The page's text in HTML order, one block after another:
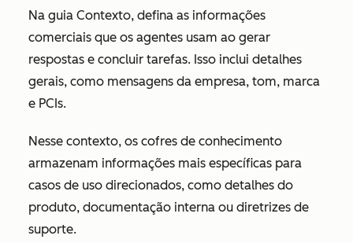
Na guia Contexto, defina as informações
comerciais que os agentes usam ao gerar
respostas e concluir tarefas. Isso inclui detalhes
gerais, como mensagens da empresa, tom, marca
e PCIs.
Nesse contexto, os cofres de conhecimento
armazenam informações mais específicas para
casos de uso direcionados, como detalhes do
produto, documentação interna ou diretrizes de
suporte.